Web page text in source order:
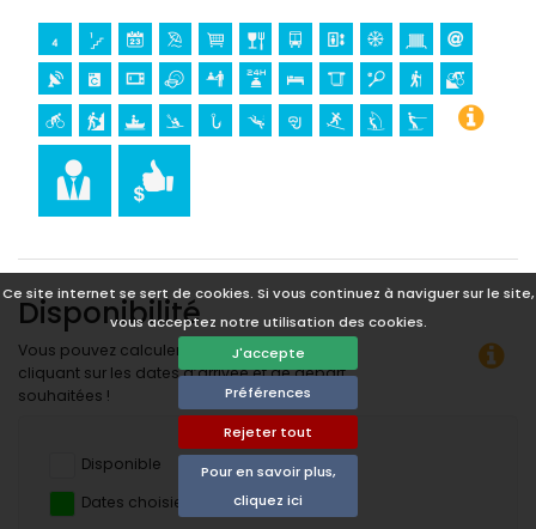
Ce site internet se sert de cookies. Si vous continuez à naviguer sur le site,
vous acceptez notre utilisation des cookies.
J'accepte
Préférences
Rejeter tout
Pour en savoir plus,
cliquez ici
l'appartement)
golf et équitation (à moins de 10 kilomètres de
l'appartement)
Disponibilité
Vous pouvez calculer le prix de la location en
cliquant sur les dates d’arrivée et de départ
souhaitées !
Disponible
Dates choisies